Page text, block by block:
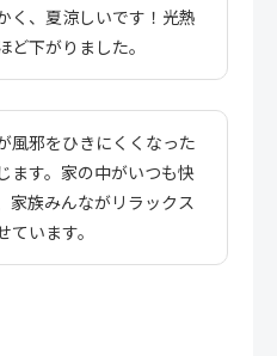
く、夏涼しいです！光熱
ど下がりました。
風邪をひきにくくなった
ます。家の中がいつも快
家族みんながリラックス
ています。